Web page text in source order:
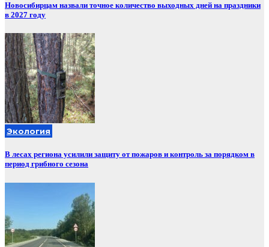
Новосибирцам назвали точное количество выходных дней на праздники
в 2027 году
Экология
В лесах региона усилили защиту от пожаров и контроль за порядком в
период грибного сезона